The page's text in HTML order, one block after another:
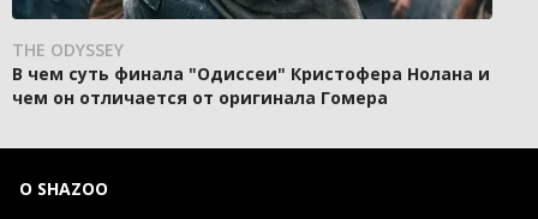
THE ODYSSEY
В чем суть финала "Одиссеи" Кристофера Нолана и
чем он отличается от оригинала Гомера
О SHAZOO